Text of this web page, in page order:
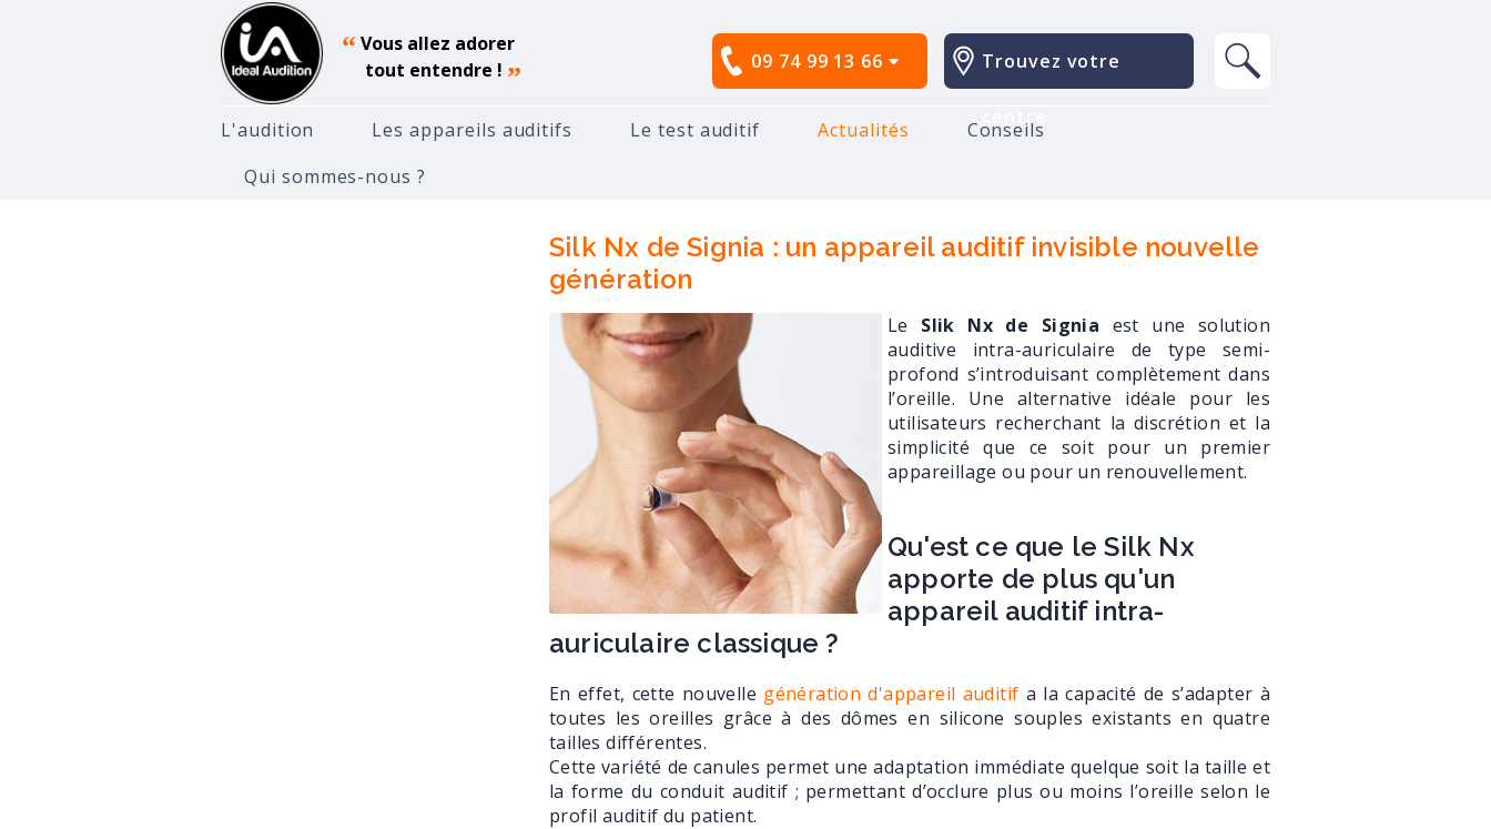
Trouvez votre
09 74 99 13 66
“Vous allez adorer
tout entendre ! ”
L'audition Les appareils auditifs Le test auditif Actualités
Conseils
Qui sommes-nous ?
Accueil Actualités de l'Audition
Silk Nx de Signia : un appareil auditif invisible nouvelle
génération
Le Slik Nx de Signia est une solution
auditive intra-auriculaire de type semi-
profond s’introduisant complètement dans
l’oreille. Une alternative idéale pour les
utilisateurs recherchant la discrétion et la
simplicité que ce soit pour un premier
appareillage ou pour un renouvellement.
Qu'est ce que le Silk Nx
apporte de plus qu'un
appareil auditif intra-
auriculaire classique ?
En effet, cette nouvelle génération d'appareil auditif a la capacité de s’adapter à
toutes les oreilles grâce à des dômes en silicone souples existants en quatre
tailles différentes.
Cette variété de canules permet une adaptation immédiate quelque soit la taille et
la forme du conduit auditif ; permettant d’occlure plus ou moins l’oreille selon le
profil auditif du patient.